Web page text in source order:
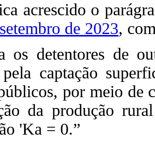
acrescido o
de 2023,
os detentores de
captação
por meio de
da produção
'Ka = 0.”